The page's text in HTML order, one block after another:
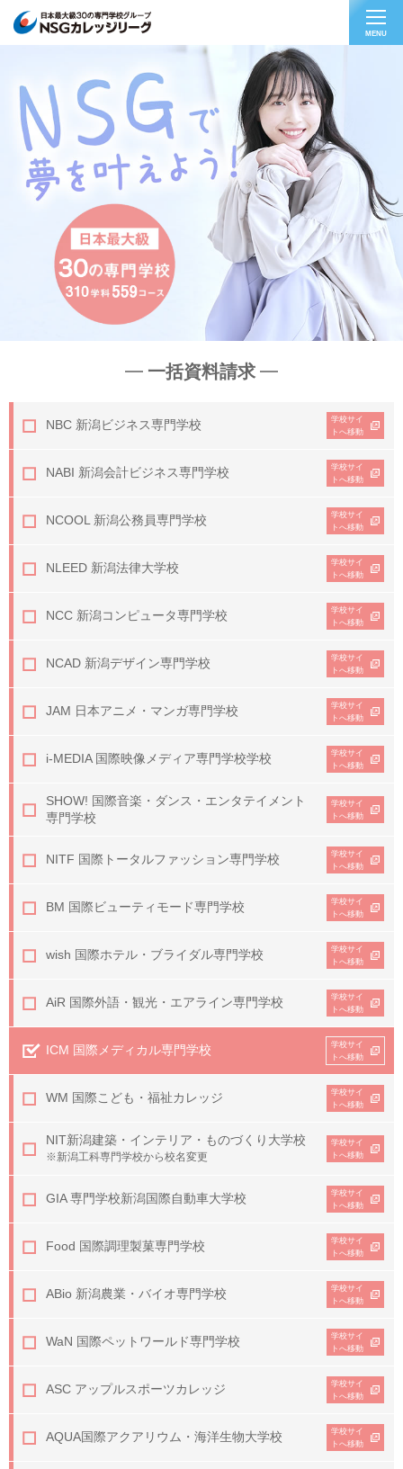
MENU
一括資料請求
NBC 新潟ビジネス専門学校
学校サイ
トへ移動
NABI 新潟会計ビジネス専門学校
学校サイ
トへ移動
NCOOL 新潟公務員専門学校
学校サイ
トへ移動
NLEED 新潟法律大学校
学校サイ
トへ移動
NCC 新潟コンピュータ専門学校
学校サイ
トへ移動
NCAD 新潟デザイン専門学校
学校サイ
トへ移動
JAM 日本アニメ・マンガ専門学校
学校サイ
トへ移動
i-MEDIA 国際映像メディア専門学校学校
学校サイ
トへ移動
SHOW! 国際音楽・ダンス・ エンタテイメント
専門学校
学校サイ
トへ移動
NITF 国際トータルファッション専門学校
学校サイ
トへ移動
BM 国際ビューティモード専門学校
学校サイ
トへ移動
wish 国際ホテル・ブライダル専門学校
学校サイ
トへ移動
AiR 国際外語・観光・エアライン専門学校
学校サイ
トへ移動
ICM 国際メディカル専門学校
学校サイ
トへ移動
WM 国際こども・福祉カレッジ
学校サイ
トへ移動
NIT新潟建築・インテリア・ものづくり大学校
※新潟工科専門学校から校名変更
学校サイ
トへ移動
GIA 専門学校新潟国際自動車大学校
学校サイ
トへ移動
Food 国際調理製菓専門学校
学校サイ
トへ移動
ABio 新潟農業・バイオ専門学校
学校サイ
トへ移動
WaN 国際ペットワールド専門学校
学校サイ
トへ移動
ASC アップルスポーツカレッジ
学校サイ
トへ移動
AQUA国際アクアリウム・海洋生物大学校
学校サイ
トへ移動